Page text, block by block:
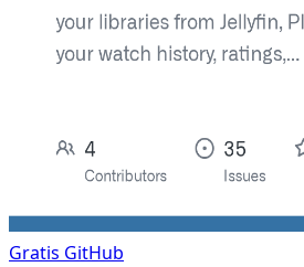
Gratis GitHub